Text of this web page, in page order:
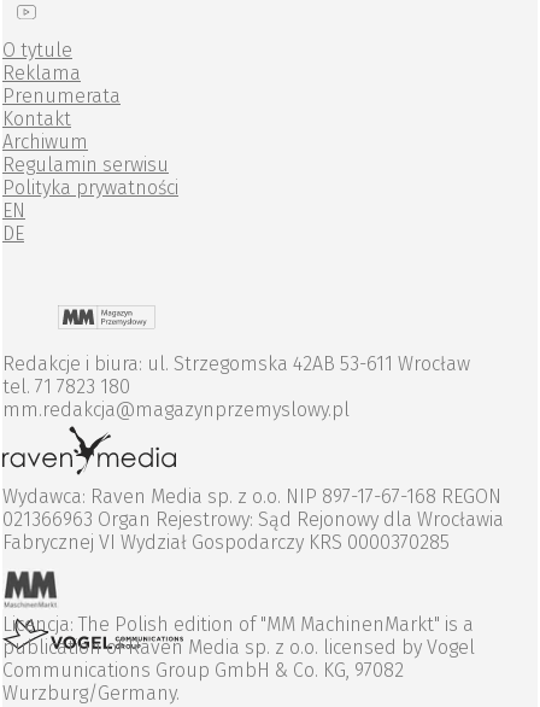
O tytule
Reklama
Prenumerata
Kontakt
Archiwum
Regulamin serwisu
Polityka prywatności
EN
DE
Redakcje i biura: ul. Strzegomska 42AB 53-611 Wrocław
tel. 71 7823 180
mm.redakcja@magazynprzemyslowy.pl
Wydawca: Raven Media sp. z o.o. NIP 897-17-67-168 REGON
021366963 Organ Rejestrowy: Sąd Rejonowy dla Wrocławia
Fabrycznej VI Wydział Gospodarczy KRS 0000370285
Licencja: The Polish edition of "MM MachinenMarkt" is a
publication of Raven Media sp. z o.o. licensed by Vogel
Communications Group GmbH & Co. KG, 97082
Wurzburg/Germany.